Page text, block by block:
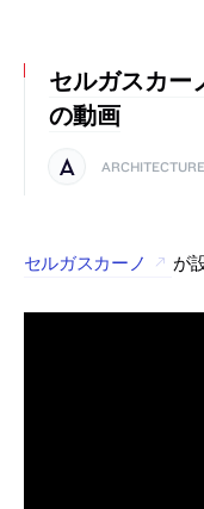
セルガスカー
の動画
ARCHITECTURE
セルガスカーノ が